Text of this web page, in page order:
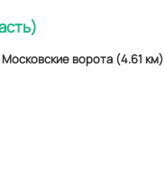
ворота (4.61 км)